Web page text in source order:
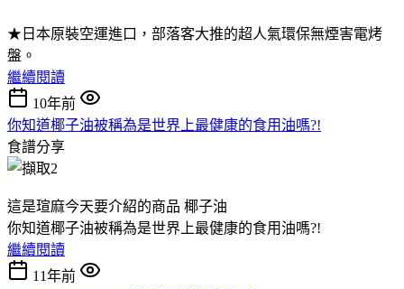
★日本原裝空運進口，部落客大推的超人氣環保無煙害電烤
盤。
繼續閱讀
10年前
你知道椰子油被稱為是世界上最健康的食用油嗎?!
食譜分享
這是瑄麻今天要介紹的商品 椰子油
你知道椰子油被稱為是世界上最健康的食用油嗎?!
繼續閱讀
11年前